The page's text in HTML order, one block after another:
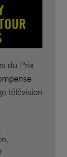
du Prix
télévision